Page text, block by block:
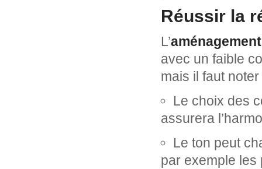
Réussir la
L’
avec un faible
mais il faut
Le choix des
assurera
Le ton peut
par exemple les